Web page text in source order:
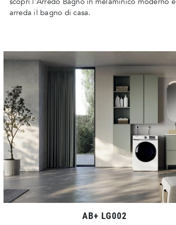
arreda il bagno di casa.
AB+ LG002